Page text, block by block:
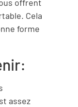
offrent
Cela
forme
assez